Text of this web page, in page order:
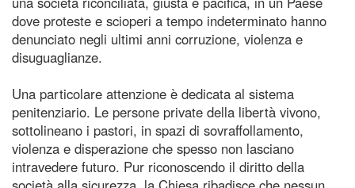
dove proteste e scioperi a tempo indeterminato hanno
denunciato negli ultimi anni corruzione, violenza e
disuguaglianze.
Una particolare attenzione è dedicata al sistema
penitenziario. Le persone private della libertà vivono,
sottolineano i pastori, in spazi di sovraffollamento,
violenza e disperazione che spesso non lasciano
intravedere futuro. Pur riconoscendo il diritto della